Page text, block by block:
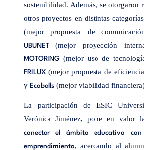
sostenibilidad. Además, se otorgaron
otros proyectos en distintas
(mejor propuesta de
UBUNET(mejor proyección
MOTORING(mejor uso de
FRILUX (mejor propuesta de
y Ecoballs(mejor viabilidad
La participación de ESIC
Verónica Jiménez, pone en valor
conectar el ámbito educativo
emprendimiento, acercando al